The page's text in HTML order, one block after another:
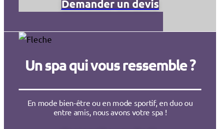
Demander un devis
Un spa qui vous ressemble ?
En mode bien-être ou en mode sportif, en duo ou
entre amis, nous avons votre spa !